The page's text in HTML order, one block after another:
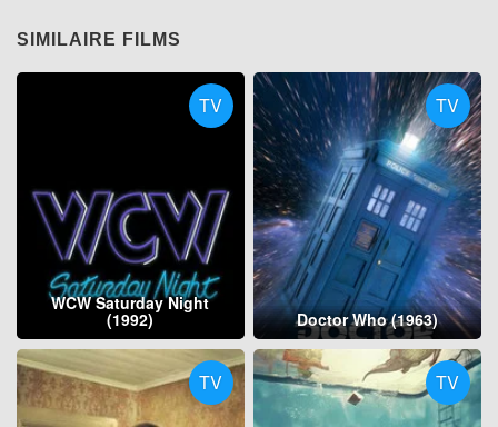
SIMILAIRE FILMS
TV
WCW Saturday Night
(1992)
TV
Doctor Who (1963)
TV TV